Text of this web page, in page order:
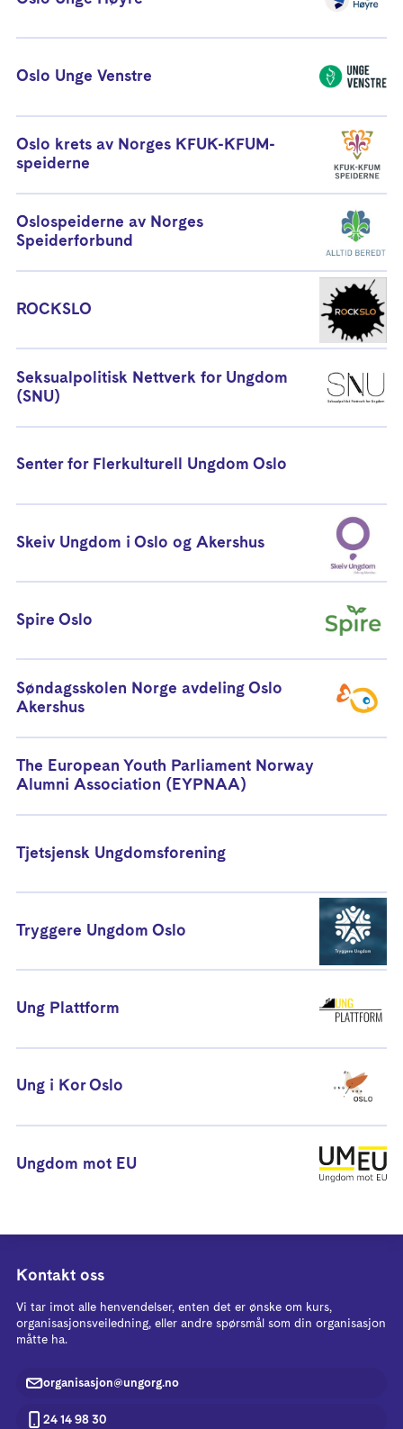
Oslo Unge Venstre
Oslo krets av Norges KFUK-KFUM-
speiderne
Oslospeiderne av Norges
Speiderforbund
ROCKSLO
Seksualpolitisk Nettverk for Ungdom
(SNU)
Senter for Flerkulturell Ungdom Oslo
Skeiv Ungdom i Oslo og Akershus
Spire Oslo
Søndagsskolen Norge avdeling Oslo
Akershus
The European Youth Parliament Norway
Alumni Association (EYPNAA)
Tjetsjensk Ungdomsforening
Tryggere Ungdom Oslo
Ung Plattform
Ung i Kor Oslo
Ungdom mot EU
Kontakt oss
Vi tar imot alle henvendelser, enten det er ønske om kurs,
organisasjonsveiledning, eller andre spørsmål som din organisasjon
måtte ha.
organisasjon@ungorg.no
24 14 98 30